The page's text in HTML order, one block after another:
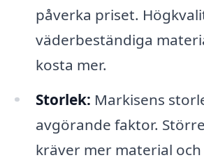
påverka priset.
väderbeständiga
kosta mer.
Storlek: Markisens
avgörande faktor.
kräver mer material